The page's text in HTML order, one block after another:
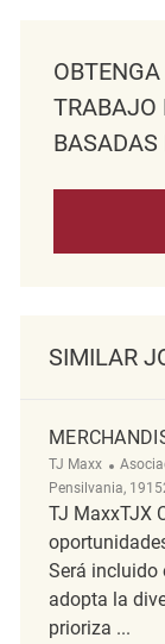
TRABAJO
BASADAS
SIMILAR
TJ Maxx
Pensilvania,
TJ MaxxTJX
Será incluido
adopta la
prioriza ...